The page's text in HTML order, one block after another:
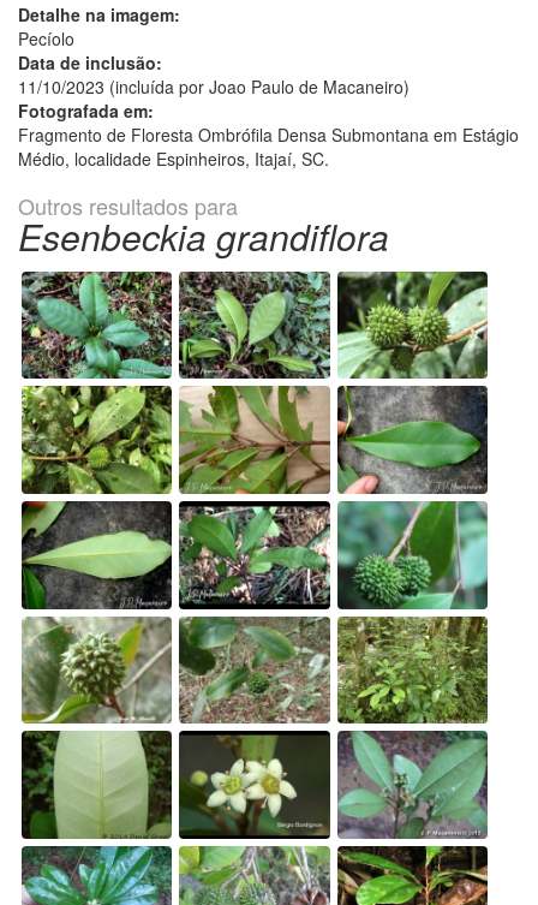
Detalhe na imagem:
Pecíolo
Data de inclusão:
11/10/2023 (incluída por Joao Paulo de Macaneiro)
Fotografada em:
Fragmento de Floresta Ombrófila Densa Submontana em Estágio
Médio, localidade Espinheiros, Itajaí, SC.
Outros resultados para
Esenbeckia grandiflora